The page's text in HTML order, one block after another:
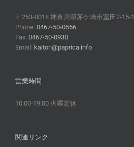
〒253-0018 神奈川県茅ケ崎市室田2-15-1
Phone: 0467-50-0556
Fax: 0467-50-0930
Email: kaitori@paprica.info
営業時間
10:00-19:00 火曜定休
関連リンク